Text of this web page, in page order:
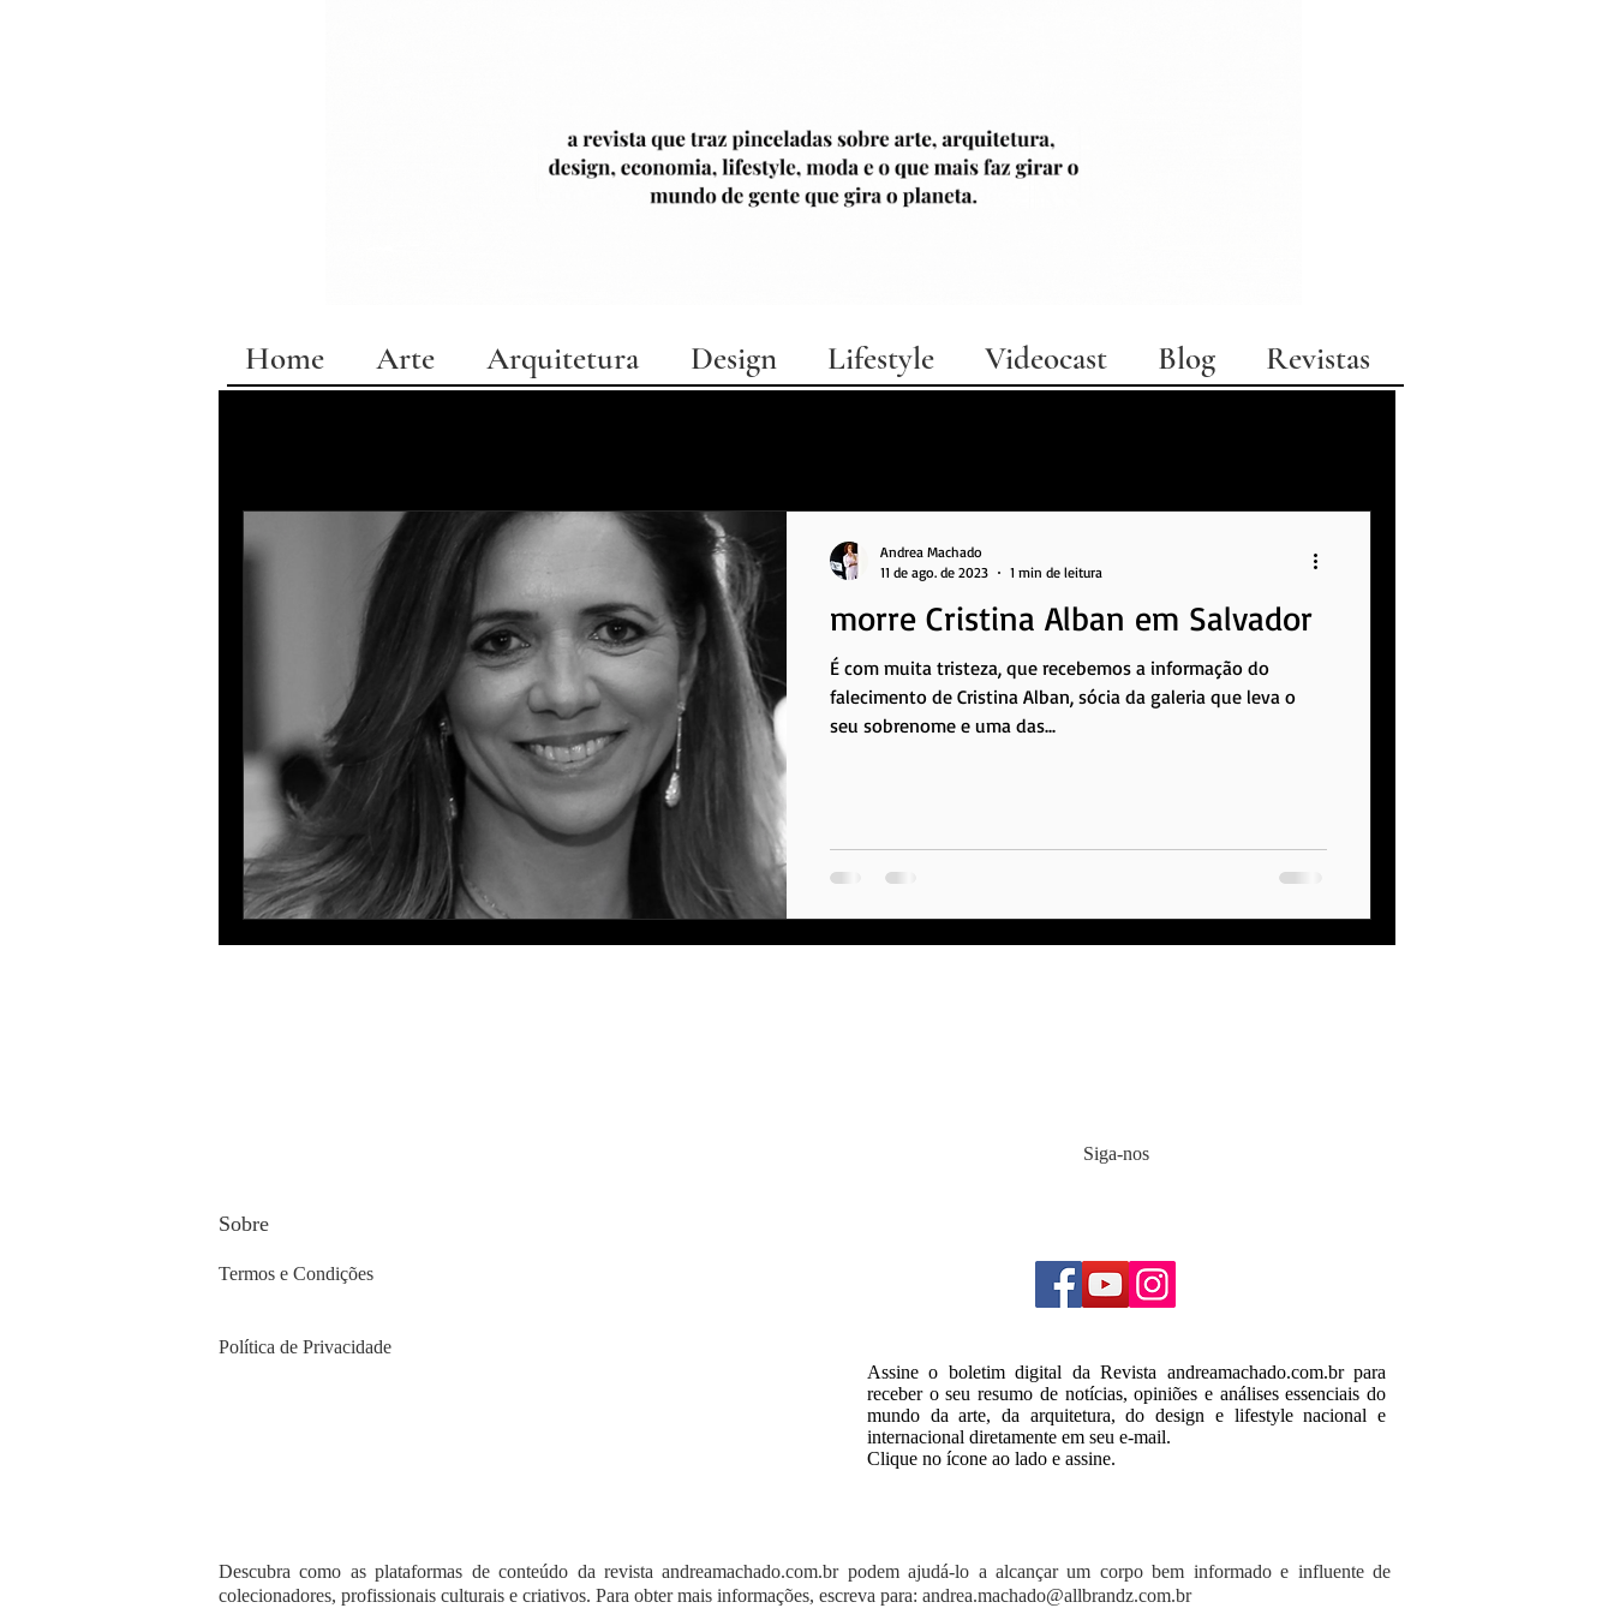
Home Arte Arquitetura Design Lifestyle Videocast Blog Revistas
morre Cristina Alban em Salvador
É com muita tristeza, que recebemos a informação do
falecimento de Cristina Alban, sócia da galeria que leva o
seu sobrenome e uma das...
Andrea Machado
11 de ago. de 2023
1 min de leitura
Siga-nos
Sobre
Termos e Condições
Política de Privacidade
Assine o boletim digital da Revista andreamachado.com.br para
receber o seu resumo de notícias, opiniões e análises essenciais do
mundo da arte, da arquitetura, do design e lifestyle nacional e
internacional diretamente em seu e-mail.
Clique no ícone ao lado e assine.
Descubra como as plataformas de conteúdo da revista andreamachado.com.br podem ajudá-lo a alcançar um corpo bem informado e influente de
colecionadores, profissionais culturais e criativos. Para obter mais informações, escreva para: andrea.machado@allbrandz.com.br